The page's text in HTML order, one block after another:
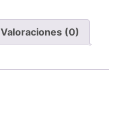
Valoraciones (0)